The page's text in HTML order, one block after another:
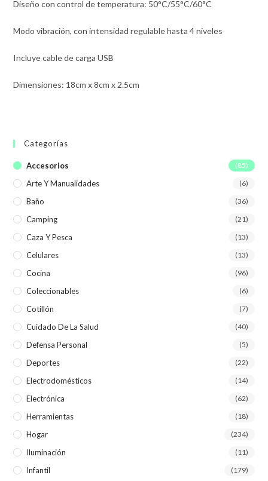
Diseño con control de temperatura: 50°C/55°C/60°C
Modo vibración, con intensidad regulable hasta 4 niveles
Incluye cable de carga USB
Dimensiones: 18cm x 8cm x 2.5cm
Categorías
Accesorios (85)
Arte Y Manualidades (6)
Baño (36)
Camping (21)
Caza Y Pesca (13)
Celulares (13)
Cocina (96)
Coleccionables (6)
Cotillón (7)
Cuidado De La Salud (40)
Defensa Personal (5)
Deportes (22)
Electrodomésticos (14)
Electrónica (62)
Herramientas (18)
Hogar (234)
Iluminación (11)
Infantil (179)